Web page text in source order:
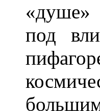
«душе»
под